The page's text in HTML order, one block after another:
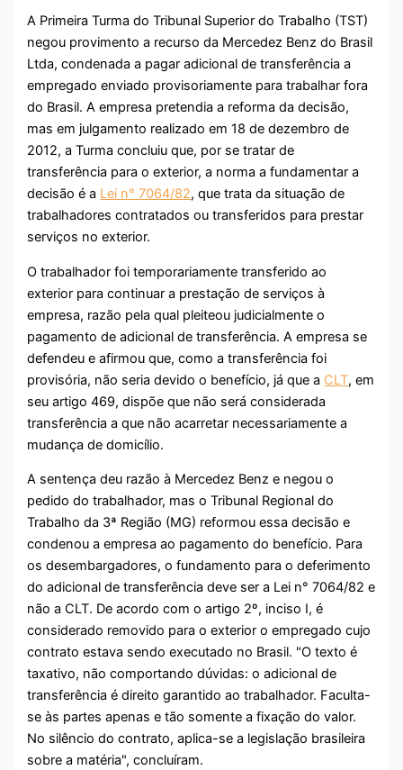
A Primeira Turma do Tribunal Superior do Trabalho (TST)
negou provimento a recurso da Mercedez Benz do Brasil
Ltda, condenada a pagar adicional de transferência a
empregado enviado provisoriamente para trabalhar fora
do Brasil. A empresa pretendia a reforma da decisão,
mas em julgamento realizado em 18 de dezembro de
2012, a Turma concluiu que, por se tratar de
transferência para o exterior, a norma a fundamentar a
decisão é a Lei n° 7064/82, que trata da situação de
trabalhadores contratados ou transferidos para prestar
serviços no exterior.
O trabalhador foi temporariamente transferido ao
exterior para continuar a prestação de serviços à
empresa, razão pela qual pleiteou judicialmente o
pagamento de adicional de transferência. A empresa se
defendeu e afirmou que, como a transferência foi
provisória, não seria devido o benefício, já que a CLT, em
seu artigo 469, dispõe que não será considerada
transferência a que não acarretar necessariamente a
mudança de domicílio.
A sentença deu razão à Mercedez Benz e negou o
pedido do trabalhador, mas o Tribunal Regional do
Trabalho da 3ª Região (MG) reformou essa decisão e
condenou a empresa ao pagamento do benefício. Para
os desembargadores, o fundamento para o deferimento
do adicional de transferência deve ser a Lei n° 7064/82 e
não a CLT. De acordo com o artigo 2º, inciso I, é
considerado removido para o exterior o empregado cujo
contrato estava sendo executado no Brasil. "O texto é
taxativo, não comportando dúvidas: o adicional de
transferência é direito garantido ao trabalhador. Faculta-
se às partes apenas e tão somente a fixação do valor.
No silêncio do contrato, aplica-se a legislação brasileira
sobre a matéria", concluíram.